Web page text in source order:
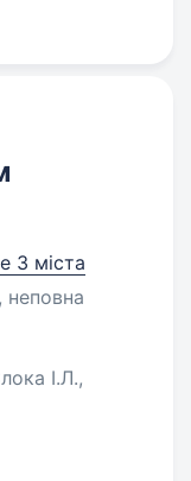
3 міста
неповна
І.Л.,